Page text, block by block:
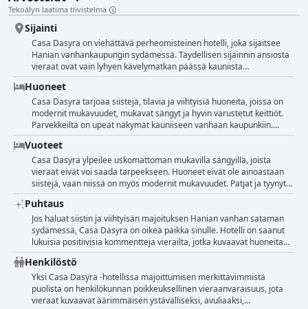
Tekoälyn laatima tiivistelmä
Sijainti
Casa Dasyra on viehättävä perheomisteinen hotelli, joka sijaitsee
Hanian vanhankaupungin sydämessä. Täydellisen sijainnin ansiosta
vieraat ovat vain lyhyen kävelymatkan päässä kauniista
venetsialaisesta vanhasta satamasta ja upeiden ravintoloiden ja
baarien ympäröimänä. Vaikka hotelli sijaitsee vilkkaalla alueella, se
pysyy yöllä rauhallisena, ja joistakin huoneista on upeat näkymät
vanhoihin kirkkoihin ja kahviloihin. Omistajat ovat uskomattoman
avuliaita ja mukautuvia, järjestävät taksit ja varmistavat, että vieraat
tuntevat olonsa kotoisaksi. Casa Dasyra on täydellinen tukikohta
tämän taianomaisen kaupungin tutkimiseen, sillä kaikki on helposti
saavutettavissa, kuten rannat, ostosmahdollisuudet ja historialliset
maamerkit.
Huoneet
Casa Dasyra tarjoaa siistejä, tilavia ja viihtyisiä huoneita, joissa on
modernit mukavuudet, mukavat sängyt ja hyvin varustetut keittiöt.
Parvekkeilta on upeat näkymät kauniiseen vanhaan kaupunkiin.
Hotelli sijaitsee hyvällä paikalla ja on rauhallinen, vaikka se on
vilkkaan kaupungin sydämessä. Omistautunut huonepalvelu pitää
huoneet moitteettomasti puhtaina, ja ystävälliset ja huomaavaiset
isännät saavat vieraat tuntemaan olonsa kotoisaksi. Jotkut huoneet
saattavat olla pieniä, mutta ne ovat hyvin hinnoiteltuja ja niissä on
kaikki tarvittavat mukavuudet. Hotellissa on viehättävä, romanttinen
tunnelma, ja historiallinen rakennus täydentää sisustusta. Joissakin
kadulle avautuvissa huoneissa ei kuitenkaan välttämättä ole
riittävästi valaistusta tai ne voivat olla meluisia ympäröivien
kahviloiden ja ravintoloiden vuoksi. Kaiken kaikkiaan Casa Dasyra on
erinomainen valinta Hanian vierailijoille.
Vuoteet
Casa Dasyra ylpeilee uskomattoman mukavilla sängyillä, joista
vieraat eivät voi saada tarpeekseen. Huoneet eivät ole ainoastaan
siistejä, vaan niissä on myös modernit mukavuudet. Patjat ja tyynyt
ovat erittäin mukavat, ja jotkut vieraat kuvaavat niitä jopa
poikkeuksellisiksi. Vaikka eräällä vieraalla oli meluisa ja pimeä
pohjakerroksen huone, he suosittelevat varaamaan yläkerran
huoneen paremman kokemuksen saamiseksi. Ainoa pieni kritiikki on
ehdotus kahdenlaisista tyynyistä eri mieltymysten tyydyttämiseksi.
Kaiken kaikkiaan vieraat eivät voineet moittia mitään, ja he
suosittelevat Casa Dasyraa sen erittäin mukavien sänkyjen vuoksi.
Puhtaus
Jos haluat siistin ja viihtyisän majoituksen Hanian vanhan sataman
sydämessä, Casa Dasyra on oikea paikka sinulle. Hotelli on saanut
lukuisia positiivisia kommentteja vierailta, jotka kuvaavat huoneita
"uskomattoman puhtaiksi", "tahrattoman puhtaiksi" ja "erittäin
puhtaiksi". Vieraat ovat myös kommentoineet ystävällisen ja
vieraanvaraisen isännän tarjoamaa erinomaista asiakaspalvelua.
Hotelli on ryhtynyt kaikkiin tarvittaviin turvatoimiin ja
hygieniasääntöihin varmistaakseen vierailijoiden hyvinvoinnin.
Henkilöstö
Yksi Casa Dasyra -hotellissa majoittumisen merkittävimmistä
puolista on henkilökunnan poikkeuksellinen vieraanvaraisuus, jota
vieraat kuvaavat äärimmäisen ystävälliseksi, avuliaaksi,